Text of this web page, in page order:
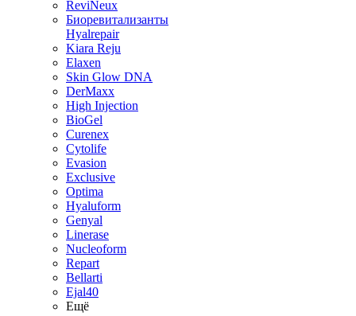
ReviNeux
Биоревитализанты
Hyalrepair
Kiara Reju
Elaxen
Skin Glow DNA
DerMaxx
High Injection
BioGel
Curenex
Cytolife
Evasion
Exclusive
Optima
Hyaluform
Genyal
Linerase
Nucleoform
Repart
Bellarti
Ejal40
Ещё